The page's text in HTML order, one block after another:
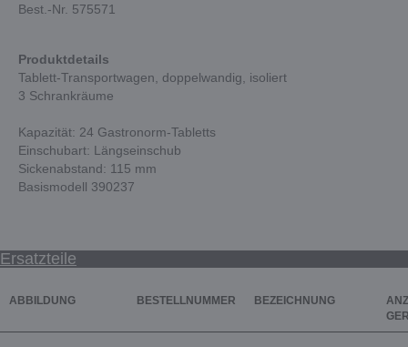
Best.-Nr. 575571
Produktdetails
Tablett-Transportwagen, doppelwandig, isoliert
3 Schrankräume
Kapazität: 24 Gastronorm-Tabletts
Einschubart: Längseinschub
Sickenabstand: 115 mm
Basismodell 390237
Ersatzteile
ABBILDUNG BESTELLNUMMER BEZEICHNUNG